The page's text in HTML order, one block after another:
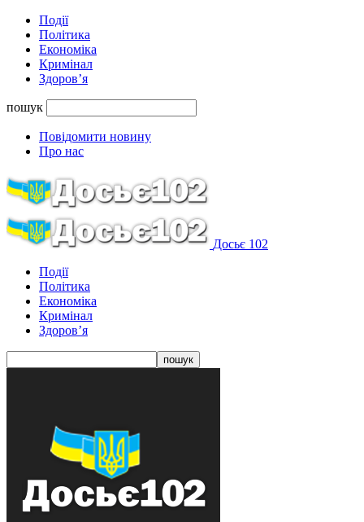
Події
Політика
Економіка
Кримінал
Здоров’я
пошук
Повідомити новину
Про нас
Досьє 102
Події
Політика
Економіка
Кримінал
Здоров’я